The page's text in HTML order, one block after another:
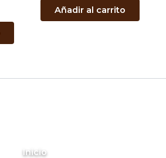
Añadir al carrito
Inicio